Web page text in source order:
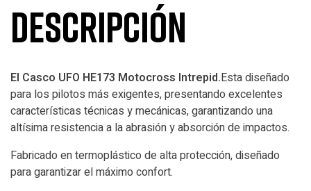
Descripción
El Casco UFO HE173 Motocross Intrepid.Esta diseñado
para los pilotos más exigentes, presentando excelentes
características técnicas y mecánicas, garantizando una
altísima resistencia a la abrasión y absorción de impactos.
Fabricado en termoplástico de alta protección, diseñado
para garantizar el máximo confort.